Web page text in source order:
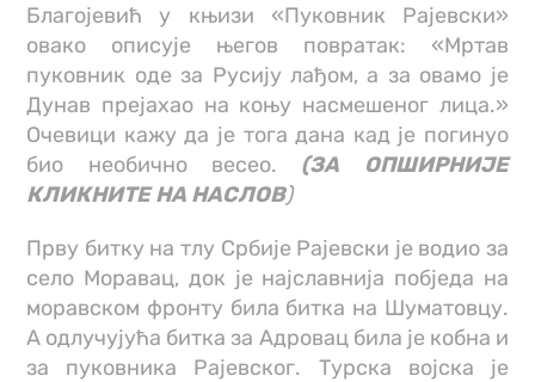
Благојевић у књизи «Пуковник Рајевски»
овако описује његов повратак: «Мртав
пуковник оде за Русију лађом, а за овамо је
Дунав прејахао на коњу насмешеног лица.»
Очевици кажу да је тога дана кад је погинуо
био необично весео. (ЗА ОПШИРНИЈЕ
КЛИКНИТЕ НА НАСЛОВ)
Прву битку на тлу Србије Рајевски је водио за
село Моравац, док је најславнија побједа на
моравском фронту била битка на Шуматовцу.
А одлучујућа битка за Адровац била је кобна и
за пуковника Рајевског. Турска војска је